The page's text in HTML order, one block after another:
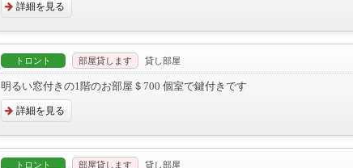
詳細を見る
トロント 部屋貸します 貸し部屋
明るい窓付きの1階のお部屋＄700 個室で鍵付きです
詳細を見る
トロント 部屋貸します 貸し部屋